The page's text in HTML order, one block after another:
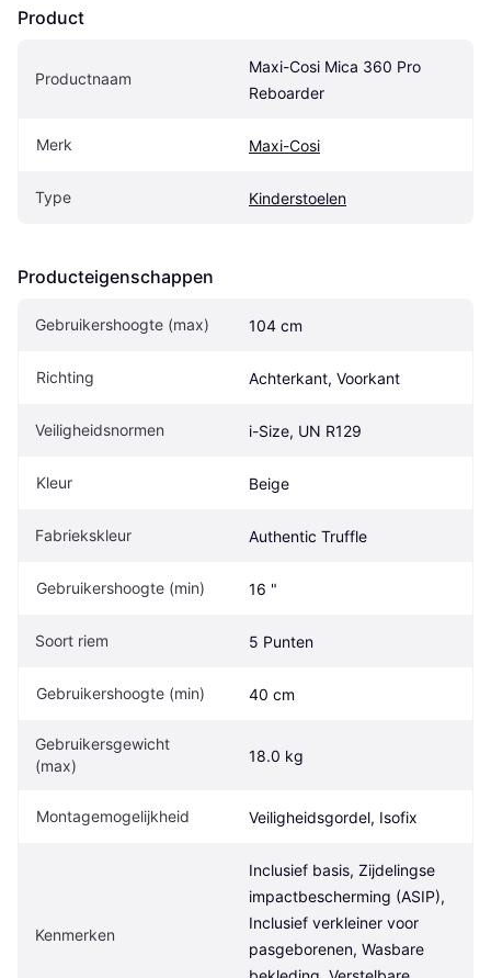
Product
Productnaam
Maxi-Cosi Mica 360 Pro
Reboarder
Merk Maxi-Cosi
Type Kinderstoelen
Producteigenschappen
Gebruikershoogte (max) 104 cm
Richting Achterkant, Voorkant
Veiligheidsnormen i-Size, UN R129
Kleur Beige
Fabriekskleur Authentic Truffle
Gebruikershoogte (min) 16 "
Soort riem 5 Punten
Gebruikershoogte (min) 40 cm
Gebruikersgewicht
(max)
18.0 kg
Montagemogelijkheid Veiligheidsgordel, Isofix
Kenmerken
Inclusief basis, Zijdelingse
impactbescherming (ASIP),
Inclusief verkleiner voor
pasgeborenen, Wasbare